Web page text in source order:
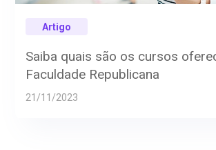
Artigo
Saiba quais são os cursos
Faculdade Republicana
21/11/2023